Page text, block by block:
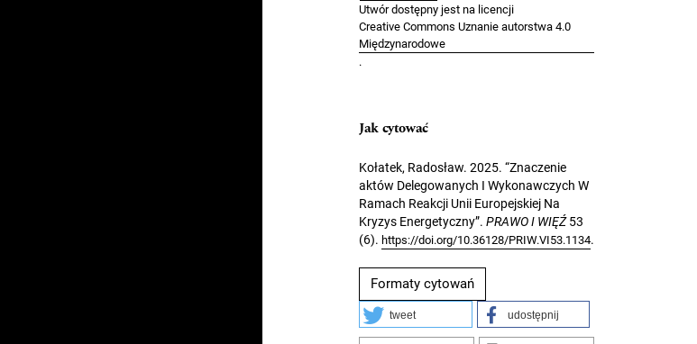
Utwór dostępny jest na licencji
Creative Commons Uznanie autorstwa 4.0
Międzynarodowe
.
Jak cytować
Kołatek, Radosław. 2025. “Znaczenie
aktów Delegowanych I Wykonawczych W
Ramach Reakcji Unii Europejskiej Na
Kryzys Energetyczny”. PRAWO I WIĘŹ53
(6). https://doi.org/10.36128/PRIW.VI53.1134.
Formaty cytowań
tweet udostępnij